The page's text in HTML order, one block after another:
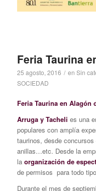
Feria Taurina
25 agosto, 2016 / en Sin
SOCIEDAD
Feria Taurina en Alagón
Arruga y Tacheli es una
populares con amplía
taurinos, desde
anillas…etc. Desde la
la organización de
de permisos para todo
Durante el mes de